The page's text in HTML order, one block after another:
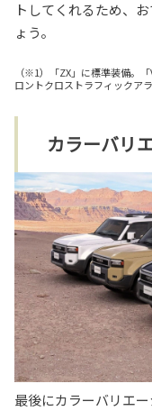
トしてくれるため、
ょう。
（※1）「ZX」に標準装備。
ロントクロストラフィックア
カラーバリ
最後にカラーバリエ